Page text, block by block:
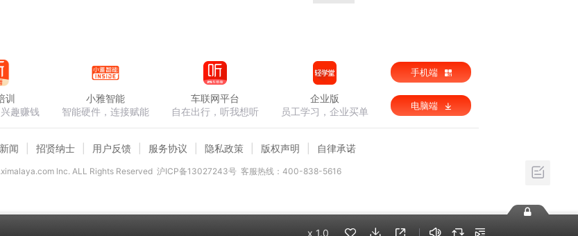
x 1.0
训
趣赚钱
小雅智能
智能硬件，连接赋能
车联网平台
自在出行，听我想听
企业版
员工学习，企业买单
手机端
电脑端
闻 招贤纳士 用户反馈 服务协议 隐私政策 版权声明 自律承诺
lnc. ALL Rights Reserved 沪ICP备13027243号 客服热线：400-838-5616